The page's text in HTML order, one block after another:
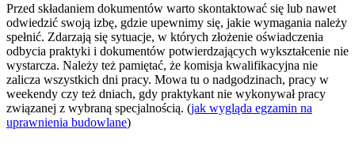
Przed składaniem dokumentów warto skontaktować się lub nawet
odwiedzić swoją izbę, gdzie upewnimy się, jakie wymagania należy
spełnić. Zdarzają się sytuacje, w których złożenie oświadczenia
odbycia praktyki i dokumentów potwierdzających wykształcenie nie
wystarcza. Należy też pamiętać, że komisja kwalifikacyjna nie
zalicza wszystkich dni pracy. Mowa tu o nadgodzinach, pracy w
weekendy czy też dniach, gdy praktykant nie wykonywał pracy
związanej z wybraną specjalnością. (jak wygląda egzamin na
uprawnienia budowlane)